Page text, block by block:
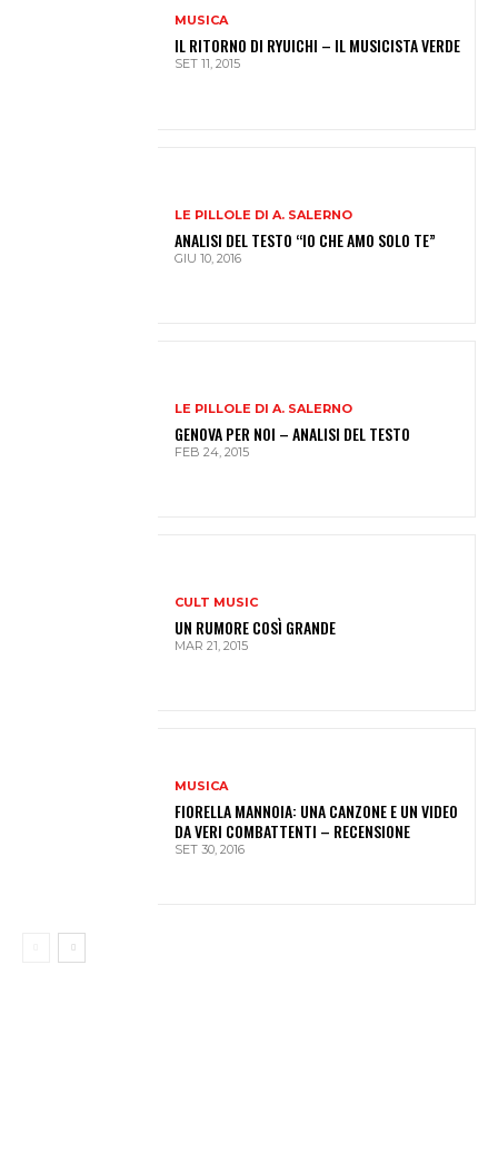
MUSICA
IL RITORNO DI RYUICHI – IL MUSICISTA VERDE
SET 11, 2015
LE PILLOLE DI A. SALERNO
ANALISI DEL TESTO “IO CHE AMO SOLO TE”
GIU 10, 2016
LE PILLOLE DI A. SALERNO
GENOVA PER NOI – ANALISI DEL TESTO
FEB 24, 2015
CULT MUSIC
UN RUMORE COSÌ GRANDE
MAR 21, 2015
MUSICA
FIORELLA MANNOIA: UNA CANZONE E UN VIDEO
DA VERI COMBATTENTI – RECENSIONE
SET 30, 2016